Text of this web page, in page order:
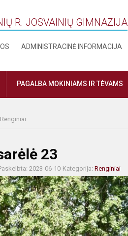
R. JOSVAINIŲ GIMNAZIJA
ADMINISTRACINĖ INFORMACIJA
PAGALBA MOKINIAMS IR TĖVAMS
Renginiai
23
2023-06-10 Kategorija: Renginiai